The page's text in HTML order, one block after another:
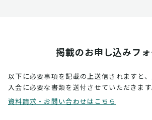
掲載のお申し込みフ
以下に必要事項を記載の上送信されますと、
入会に必要な書類を送付させていただきます
資料請求・お問い合わせはこちら